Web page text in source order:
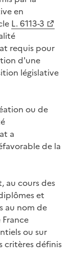
en
L. 6113-3
requis pour
d'une
législative
ou de
a
de la
au cours des
et
au nom de
ou sur
critères définis